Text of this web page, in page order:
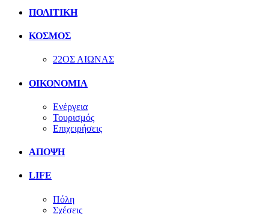
ΠΟΛΙΤΙΚΗ
ΚΟΣΜΟΣ
22ΟΣ ΑΙΩΝΑΣ
ΟΙΚΟΝΟΜΙΑ
Ενέργεια
Τουρισμός
Επιχειρήσεις
ΑΠΟΨΗ
LIFE
Πόλη
Σχέσεις